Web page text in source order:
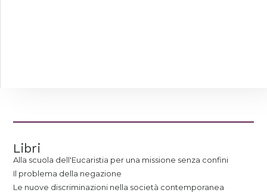
Libri
Alla scuola dell'Eucaristia per una missione senza confini
Il problema della negazione
Le nuove discriminazioni nella società contemporanea